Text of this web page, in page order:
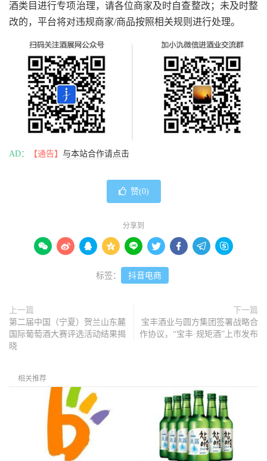
酒类目进行专项治理，请各位商家及时自查整改；未及时整
改的，平台将对违规商家/商品按照相关规则进行处理。
AD： 【通告】 与本站合作请点击
赞(0)
分享到
        
标签： 抖音电商
上一篇
第二届中国（宁夏）贺兰山东麓
国际葡萄酒大赛评选活动结果揭
晓
下一篇
宝丰酒业与圆方集团签署战略合
作协议，“宝丰·规矩酒”上市发布
相关推荐